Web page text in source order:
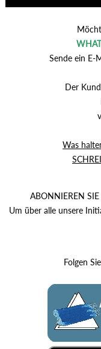
Sende ein E-
Der
Was
ABONNIEREN
Um über alle unsere
Folgen